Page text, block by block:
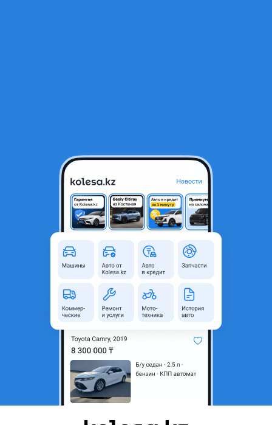
Volkswagen Polo 2020 года
Объявление находится в архиве и может быть
Астана, Акмолинская
2015 - 2020 5 поколение
Седан
Объем двигателя, л
170 000 км